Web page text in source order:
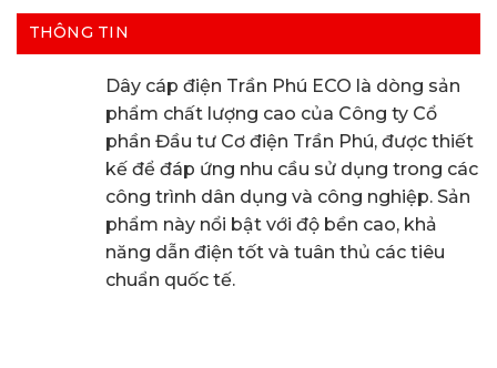
THÔNG TIN
Dây cáp điện Trần Phú ECO là dòng sản
phẩm chất lượng cao của Công ty Cổ
phần Đầu tư Cơ điện Trần Phú, được thiết
kế để đáp ứng nhu cầu sử dụng trong các
công trình dân dụng và công nghiệp. Sản
phẩm này nổi bật với độ bền cao, khả
năng dẫn điện tốt và tuân thủ các tiêu
chuẩn quốc tế.